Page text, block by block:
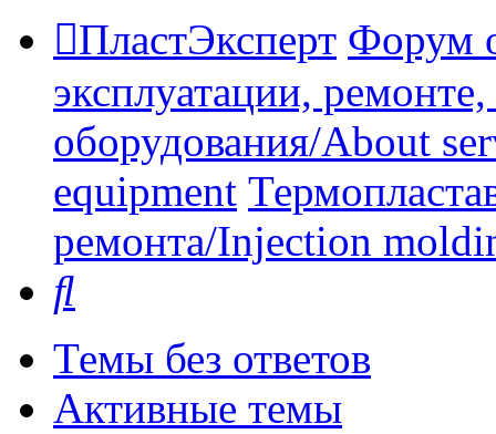
ПластЭксперт Форум
эксплуатации,
оборудования/About
equipment
ремонта/Injection
Темы без ответов
Активные темы